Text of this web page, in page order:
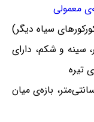
معمولی
سیاه دیگر)
سینه و شکم، دارای
تیره
۵۶۰ گرم، بدن به درازای ۴۷ تا ۶۰ سانتی‌متر، بازه‌ی میان